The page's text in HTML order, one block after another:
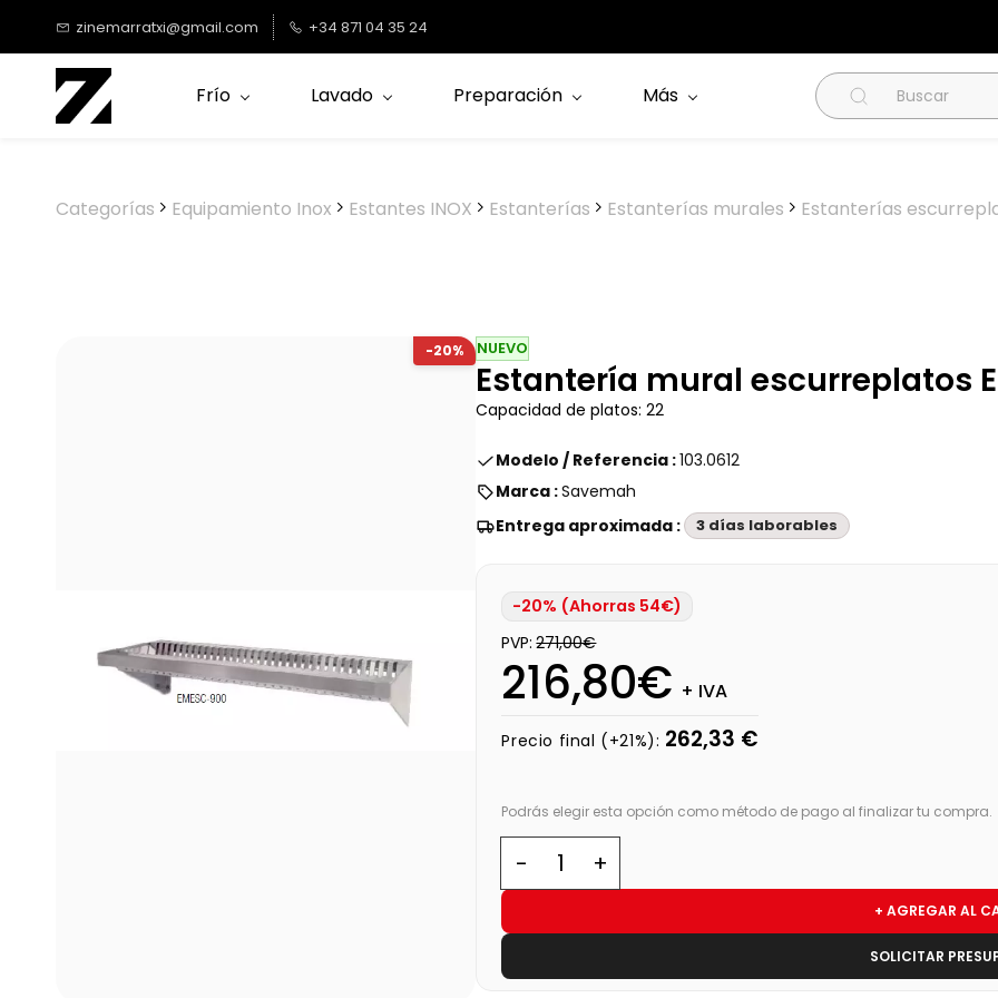
contenido
principal
zinemarratxi@gmail.com +34 871 04 35 24
Frío Lavado Preparación Más
Categorías Equipamiento Inox Estantes INOX Estanterías Estanterías murales Estanterías
-20% NUEVO
Estantería mural escurreplatos
Capacidad de platos: 22
Modelo / Referencia :103.0612
Marca :Savemah
Entrega aproximada : 3 días laborables
-20% (Ahorras 54€)
PVP: 271,00€
216,80€ + IVA
Precio final (+21%): 262,33 €
Podrás elegir esta opción como método de pago al finalizar tu compra.
+ AGREGAR AL
SOLICITAR